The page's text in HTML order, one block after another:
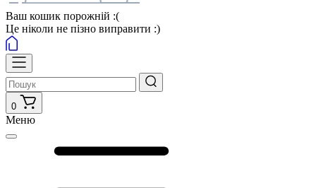
Ваш кошик порожній :(
Це ніколи не пізно виправити :)
0
Меню